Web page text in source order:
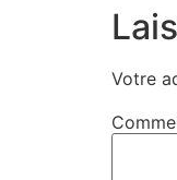
Votre